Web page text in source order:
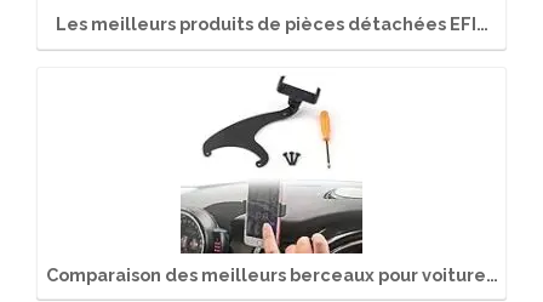
Les meilleurs produits de pièces détachées EFI…
Comparaison des meilleurs berceaux pour voiture…